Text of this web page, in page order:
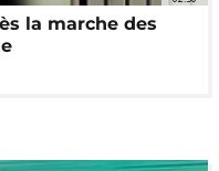
la marche des